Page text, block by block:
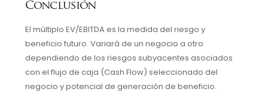
Conclusión
El múltiplo EV/EBITDA es la medida del riesgo y
beneficio futuro. Variará de un negocio a otro
dependiendo de los riesgos subyacentes asociados
con el flujo de caja (Cash Flow) seleccionado del
negocio y potencial de generación de beneficio.